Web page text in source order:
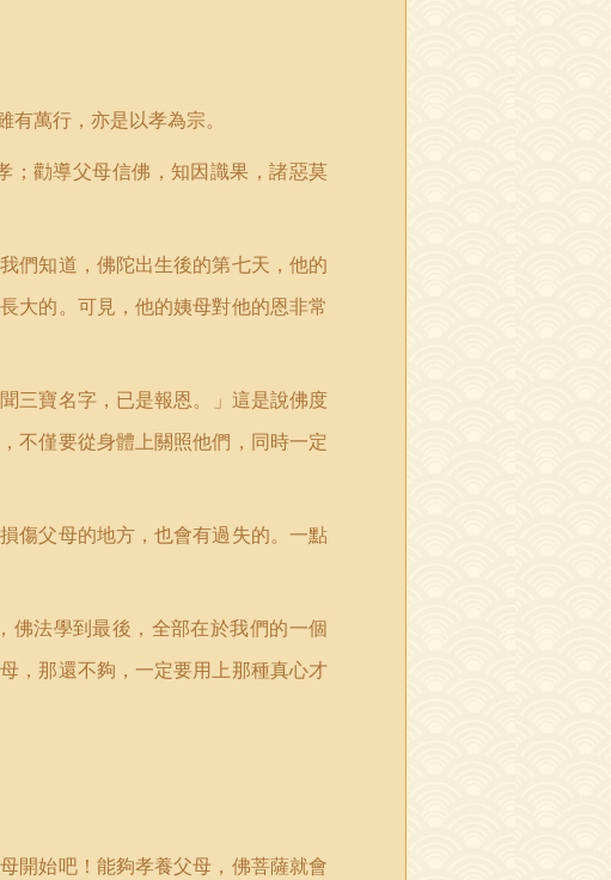
萬行，亦是以孝為宗。
；勸導父母信佛，知因識果，諸惡莫
們知道，佛陀出生後的第七天，他的
大的。可見，他的姨母對他的恩非常
三寶名字，已是報恩。 」 這是說佛度
不僅要從身體上關照他們，同時一定
傷父母的地方，也會有過失的。一點
佛法學到最後，全部在於我們的一個
，那還不夠，一定要用上那種真心才
開始吧！能夠孝養父母，佛菩薩就會